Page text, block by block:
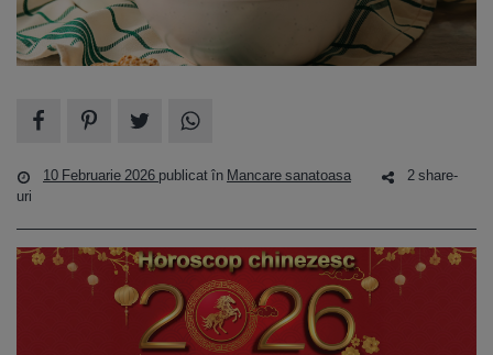
10 Februarie 2026 publicat în Mancare sanatoasa
2 share-
uri